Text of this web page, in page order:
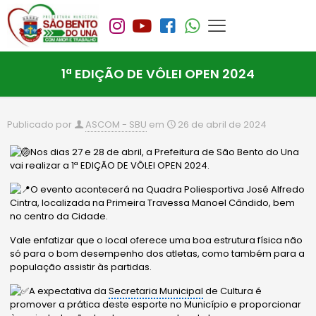
1ª EDIÇÃO DE VÔLEI OPEN 2024
Publicado por ASCOM - SBU em 26 de abril de 2024
Nos dias 27 e 28 de abril, a Prefeitura de São Bento do Una
vai realizar a 1ª EDIÇÃO DE VÔLEI OPEN 2024.
O evento acontecerá na Quadra Poliesportiva José Alfredo
Cintra, localizada na Primeira Travessa Manoel Cândido, bem
no centro da Cidade.
Vale enfatizar que o local oferece uma boa estrutura física não
só para o bom desempenho dos atletas, como também para a
população assistir às partidas.
A expectativa daSecretaria Municipal de Cultura é
promover a prática deste esporte no Município e proporcionar